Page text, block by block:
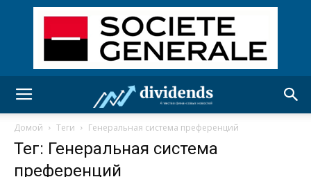
Домой Теги Генеральная система преференций
Тег: Генеральная система
преференций